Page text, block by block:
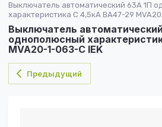
Выключатель автоматический 63А 1П
характеристика C 4,5кА ВА47-29
Выключатель
однополюсный
MVA20-1-063-C IEK
Предыдущий